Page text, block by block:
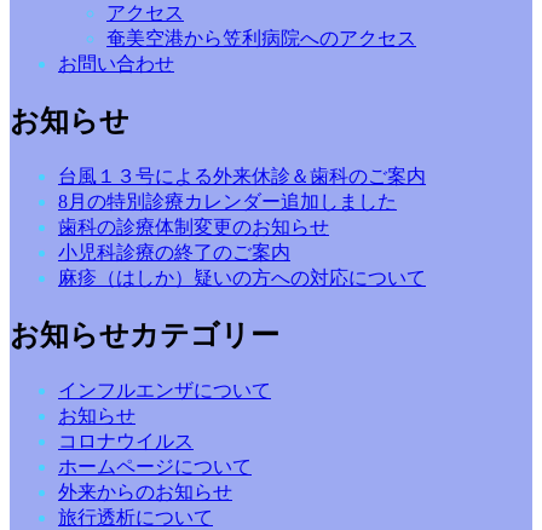
アクセス
奄美空港から笠利病院へのアクセス
お問い合わせ
お知らせ
台風１３号による外来休診＆歯科のご案内
8月の特別診療カレンダー追加しました
歯科の診療体制変更のお知らせ
小児科診療の終了のご案内
麻疹（はしか）疑いの方への対応について
お知らせカテゴリー
インフルエンザについて
お知らせ
コロナウイルス
ホームページについて
外来からのお知らせ
旅行透析について